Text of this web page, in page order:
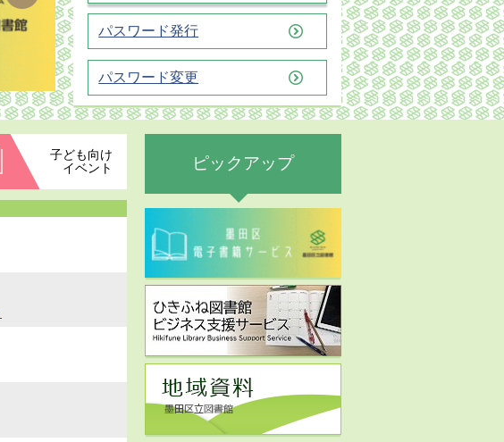
パスワード発行
パスワード変更
子ども向け
イベント
ピックアップ